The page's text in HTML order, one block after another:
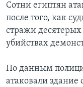
Сотни египтян
после того, как
стражи
убийствах
По данным
атаковали здание